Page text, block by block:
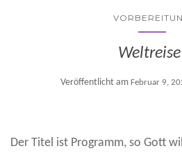
Veröffentlicht am Februar 9,
Der Titel ist Programm, so Gott